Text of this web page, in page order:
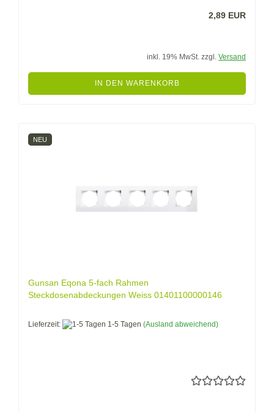
2,89 EUR
inkl. 19% MwSt. zzgl. Versand
IN DEN WARENKORB
NEU
Gunsan Eqona 5-fach Rahmen
Steckdosenabdeckungen Weiss 01401100000146
Lieferzeit: 1-5 Tagen (Ausland abweichend)